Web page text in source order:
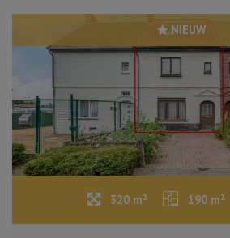
NIEUW
320 m² 190 m²